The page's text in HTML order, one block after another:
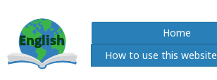
Home
How to use this website